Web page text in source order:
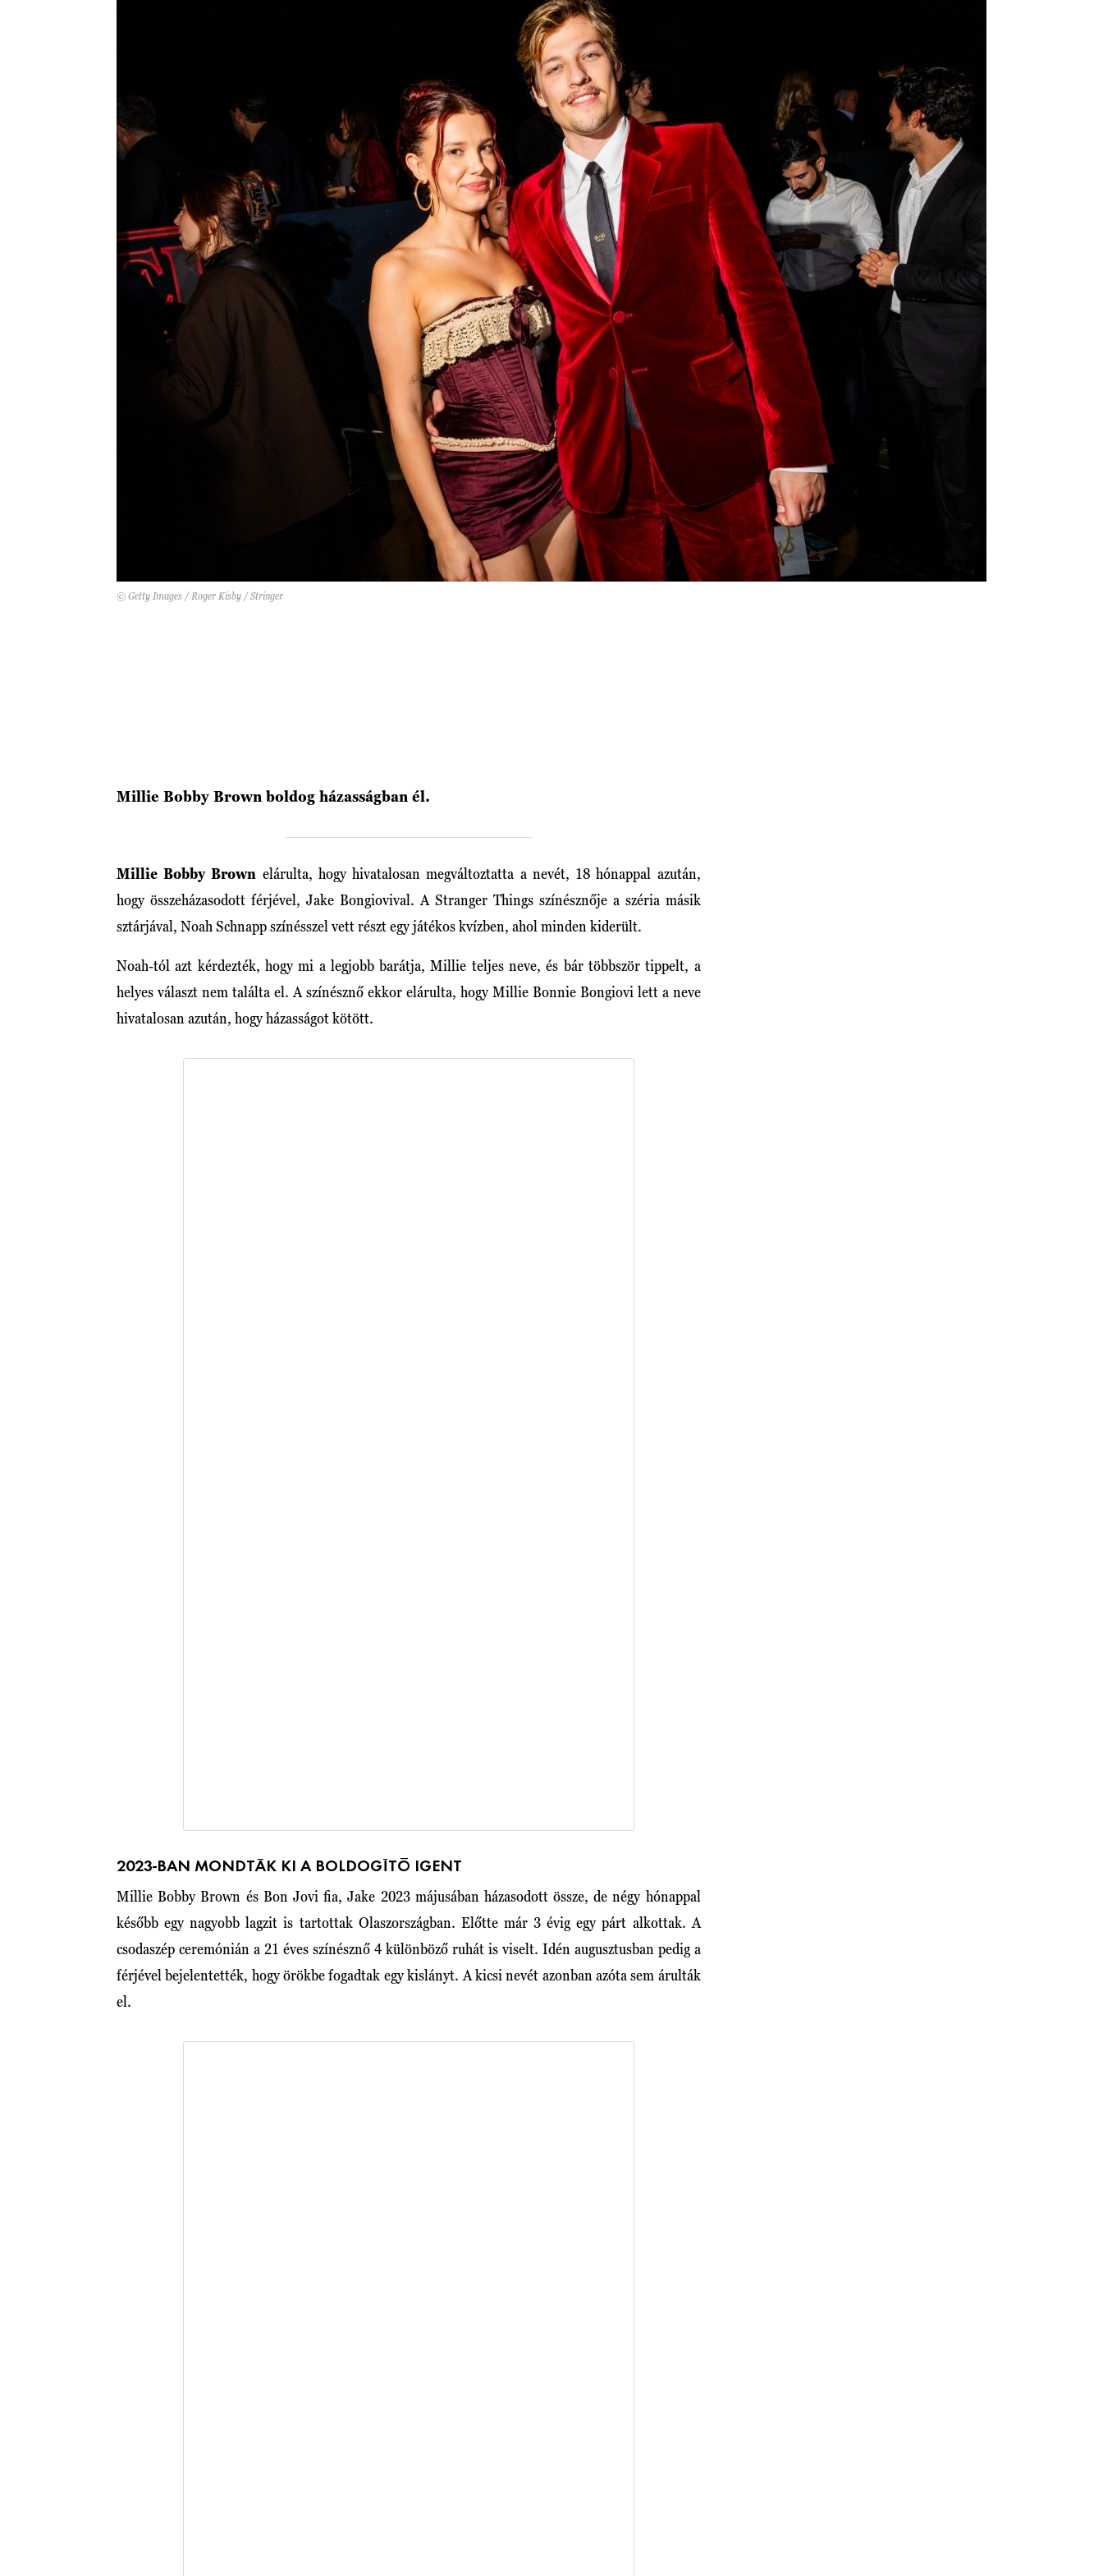
© Getty Images / Roger Kisby / Stringer
Millie Bobby Brown boldog házasságban él.
Millie Bobby Brown elárulta, hogy hivatalosan megváltoztatta a nevét, 18 hónappal azután,
hogy összeházasodott férjével, Jake Bongiovival. A Stranger Things színésznője a széria másik
sztárjával, Noah Schnapp színésszel vett részt egy játékos kvízben, ahol minden kiderült.
Noah-tól azt kérdezték, hogy mi a legjobb barátja, Millie teljes neve, és bár többször tippelt, a
helyes választ nem találta el. A színésznő ekkor elárulta, hogy Millie Bonnie Bongiovi lett a neve
hivatalosan azután, hogy házasságot kötött.
2023-BAN MONDTÁK KI A BOLDOGÍTÓ IGENT
Millie Bobby Brown és Bon Jovi fia, Jake 2023 májusában házasodott össze, de négy hónappal
később egy nagyobb lagzit is tartottak Olaszországban. Előtte már 3 évig egy párt alkottak. A
csodaszép ceremónián a 21 éves színésznő 4 különböző ruhát is viselt. Idén augusztusban pedig a
férjével bejelentették, hogy örökbe fogadtak egy kislányt. A kicsi nevét azonban azóta sem árulták
el.